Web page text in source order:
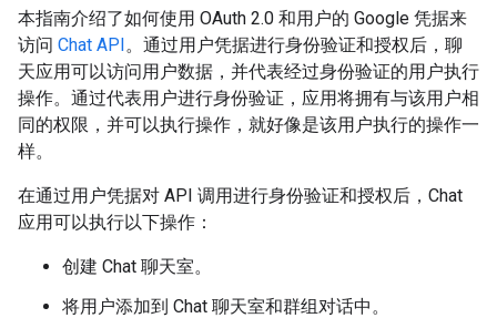
本指南介绍了如何使用 OAuth 2.0 和用户的 Google 凭据来
访问 Chat API。通过用户凭据进行身份验证和授权后，聊
天应用可以访问用户数据，并代表经过身份验证的用户执行
操作。通过代表用户进行身份验证，应用将拥有与该用户相
同的权限，并可以执行操作，就好像是该用户执行的操作一
样。
在通过用户凭据对 API 调用进行身份验证和授权后，Chat
应用可以执行以下操作：
创建 Chat 聊天室。
将用户添加到 Chat 聊天室和群组对话中。